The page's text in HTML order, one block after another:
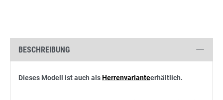
BESCHREIBUNG
Dieses Modell ist auch alsHerrenvarianteerhältlich.